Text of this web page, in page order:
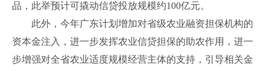
品，此举预计可撬动信贷投放规模约100亿元。
此外，今年广东计划增加对省级农业融资担保机构的
资本金注入，进一步发挥农业信贷担保的助农作用，进一
步增强对全省农业适度规模经营主体的支持，引导相关金